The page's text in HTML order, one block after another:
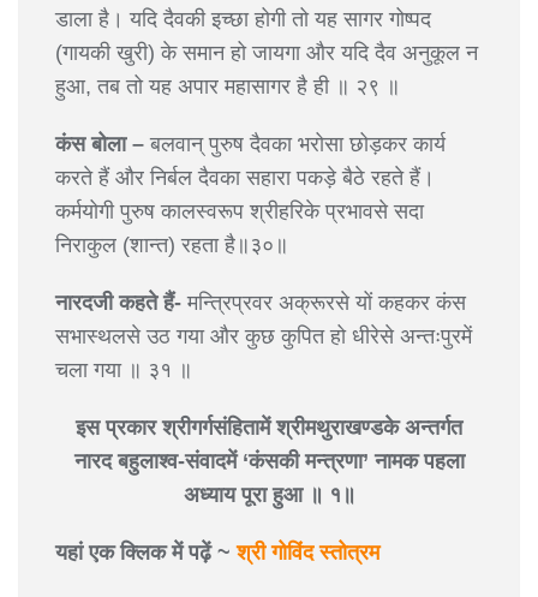
डाला है। यदि दैवकी इच्छा होगी तो यह सागर गोष्पद
(गायकी खुरी) के समान हो जायगा और यदि दैव अनुकूल न
हुआ, तब तो यह अपार महासागर है ही ॥ २९ ॥
कंस बोला – बलवान् पुरुष दैवका भरोसा छोड़कर कार्य
करते हैं और निर्बल दैवका सहारा पकड़े बैठे रहते हैं।
कर्मयोगी पुरुष कालस्वरूप श्रीहरिके प्रभावसे सदा
निराकुल (शान्त) रहता है॥३०॥
नारदजी कहते हैं- मन्त्रिप्रवर अक्रूरसे यों कहकर कंस
सभास्थलसे उठ गया और कुछ कुपित हो धीरेसे अन्तःपुरमें
चला गया ॥ ३१ ॥
इस प्रकार श्रीगर्गसंहितामें श्रीमथुराखण्डके अन्तर्गत
नारद बहुलाश्व-संवादमें ‘कंसकी मन्त्रणा’ नामक पहला
अध्याय पूरा हुआ ॥ १॥
यहां एक क्लिक में पढ़ें ~श्री गोविंद स्तोत्रम